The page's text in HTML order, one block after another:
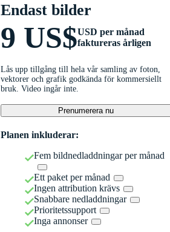
Endast bilder
9 US$USD per månad
faktureras årligen
Lås upp tillgång till hela vår samling av foton,
vektorer och grafik godkända för kommersiellt
bruk. Video ingår inte.
Prenumerera nu
Planen inkluderar:
Fem bildnedladdningar per månad
Ett paket per månad
Ingen attribution krävs
Snabbare nedladdningar
Prioritetssupport
Inga annonser